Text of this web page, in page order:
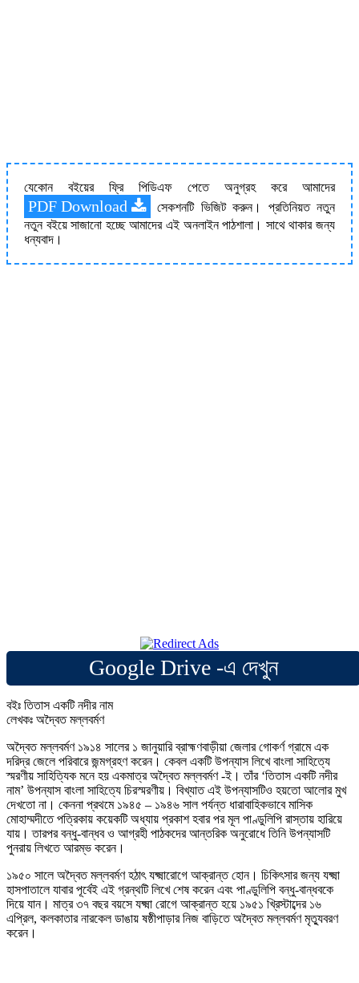
যেকোন বইয়ের ফ্রি পিডিএফ পেতে অনুগ্রহ করে আমাদের
PDF Download
সেকশনটি ভিজিট করুন। প্রতিনিয়ত নতুন
নতুন বইয়ে সাজানো হচ্ছে আমাদের এই অনলাইন পাঠশালা। সাথে থাকার জন্য
ধন্যবাদ।
Google Drive -এ দেখুন
বইঃ তিতাস একটি নদীর নাম
লেখকঃ অদ্বৈত মল্লবর্মণ
অদ্বৈত মল্লবর্মণ ১৯১৪ সালের ১ জানুয়ারি ব্রাহ্মণবাড়ীয়া জেলার গোকর্ণ গ্রামে এক
দরিদ্র জেলে পরিবারে জন্মগ্রহণ করেন। কেবল একটি উপন্যাস লিখে বাংলা সাহিত্যে
স্মরণীয় সাহিত্যিক মনে হয় একমাত্র অদ্বৈত মল্লবর্মণ -ই। তাঁর ‘তিতাস একটি নদীর
নাম’ উপন্যাস বাংলা সাহিত্যে চিরস্মরণীয়। বিখ্যাত এই উপন্যাসটিও হয়তো আলোর মুখ
দেখতো না। কেননা প্রথমে ১৯৪৫ – ১৯৪৬ সাল পর্যন্ত ধারাবাহিকভাবে মাসিক
মোহাম্মদীতে পত্রিকায় কয়েকটি অধ্যায় প্রকাশ হবার পর মূল পাণ্ডুলিপি রাস্তায় হারিয়ে
যায়। তারপর বন্ধু-বান্ধব ও আগ্রহী পাঠকদের আন্তরিক অনুরোধে তিনি উপন্যাসটি
পুনরায় লিখতে আরম্ভ করেন।
১৯৫০ সালে অদ্বৈত মল্লবর্মণ হঠাৎ যক্ষ্মারোগে আক্রান্ত হোন। চিকিৎসার জন্য যক্ষ্মা
হাসপাতালে যাবার পূর্বেই এই গ্রন্থটি লিখে শেষ করেন এবং পাণ্ডুলিপি বন্ধু-বান্ধবকে
দিয়ে যান। মাত্র ৩৭ বছর বয়সে যক্ষ্মা রোগে আক্রান্ত হয়ে ১৯৫১ খ্রিস্টাব্দের ১৬
এপ্রিল, কলকাতার নারকেল ডাঙায় ষষ্ঠীপাড়ার নিজ বাড়িতে অদ্বৈত মল্লবর্মণ মৃত্যুবরণ
করেন।